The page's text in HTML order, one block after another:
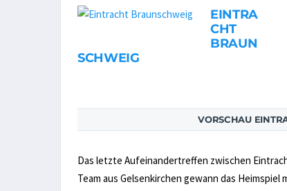
EINTRA
CHT
BRAUN
SCHWEIG
VORSCHAU
Das letzte Aufeinandertreffen zwischen
Team aus Gelsenkirchen gewann das Heimspiel